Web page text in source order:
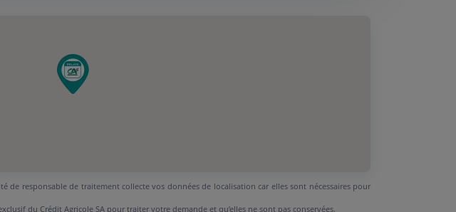
de responsable de traitement collecte vos données de localisation car elles sont nécessaires pour
du Crédit Agricole SA pour traiter votre demande et qu’elles ne sont pas conservées.